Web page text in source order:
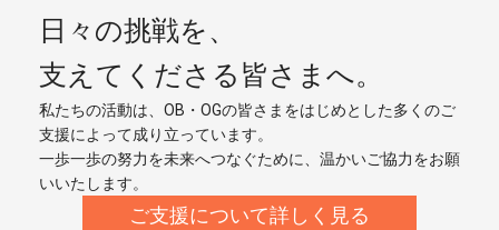
日々の挑戦を、
支えてくださる皆さまへ。
私たちの活動は、OB・OGの皆さまをはじめとした多くのご
支援によって成り立っています。
一歩一歩の努力を未来へつなぐために、温かいご協力をお願
いいたします。
ご支援について詳しく見る